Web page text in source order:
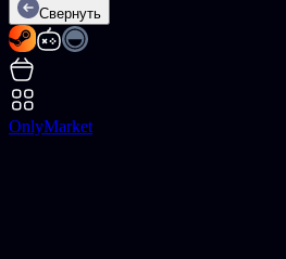
Свернуть
OnlyMarket